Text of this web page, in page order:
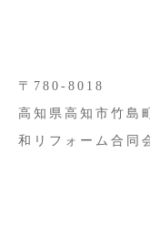
〒780-8018
高知県高知市竹
和リフォーム合